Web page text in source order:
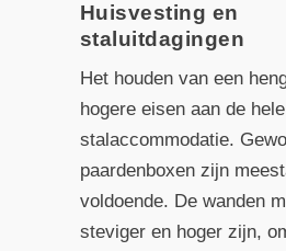
Huisvesting en
staluitdagingen
Het houden van een
hogere eisen aan de hele
stalaccommodatie.
paardenboxen zijn
voldoende. De wanden
steviger en hoger zijn,